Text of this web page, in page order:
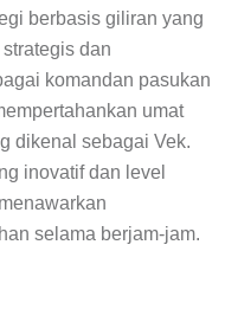
berbasis giliran yang
dan
komandan pasukan
umat
dikenal sebagai Vek.
inovatif dan level
selama berjam-jam.